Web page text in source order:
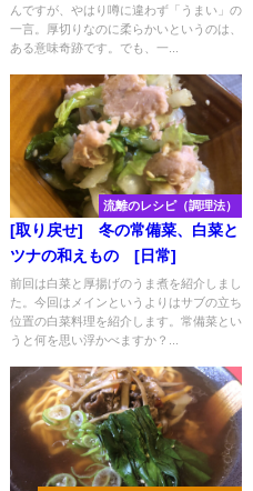
んですが、やはり噂に違わず「うまい」の
一言。厚切りなのに柔らかいというのは、
ある意味奇跡です。でも、一...
流離のレシピ（調理法）
[取り戻せ] 冬の常備菜、白菜と
ツナの和えもの [日常]
前回は白菜と厚揚げのうま煮を紹介しまし
た。今回はメインというよりはサブの立ち
位置の白菜料理を紹介します。常備菜とい
うと何を思い浮かべますか？...